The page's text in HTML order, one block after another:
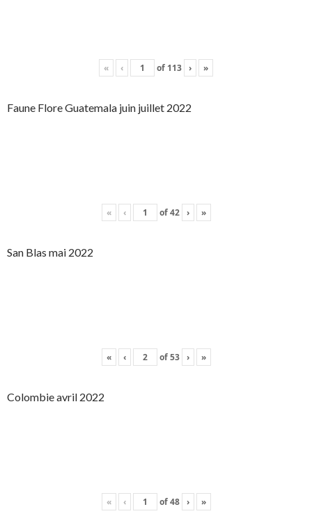
« ‹ of 113 › »
Faune Flore Guatemala juin juillet 2022
« ‹ of42 › »
San Blas mai 2022
« ‹ of53 › »
Colombie avril 2022
« ‹ of48 › »